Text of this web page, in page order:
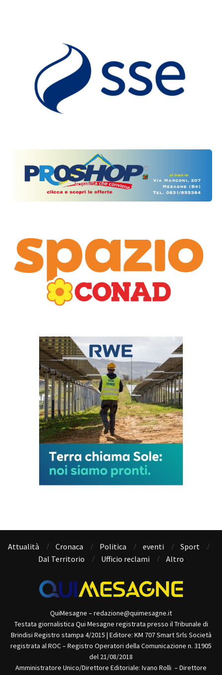
Attualità Cronaca Politica eventi
Sport
Dal Territorio
Ufficio reclami Altro
QuiMesagne – redazione@quimesagne.it
Testata giornalistica Qui Mesagne registrata presso il Tribunale di
Brindisi Registro stampa 4/2015 | Editore: KM 707 Smart Srls Società
registrata al ROC – Registro Operatori della Comunicazione n. 31905
del 21/08/2018
Amministratore Unico/Direttore Editoriale: Ivano Rolli – Direttore